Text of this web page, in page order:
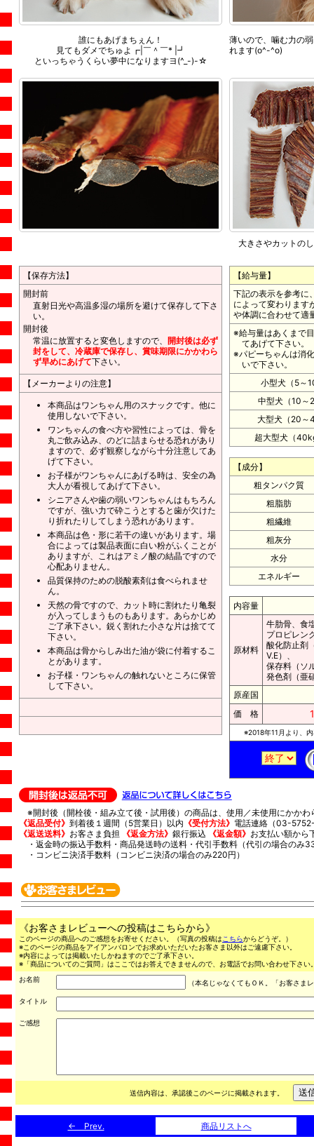
誰にもあげまちぇん！
見てもダメでちゅよ┏|￣＾￣* |┛
といっちゃうくらい夢中になりますヨ(^_-)-☆
薄いので、噛む力の
れます(o^-^o)
大きさやカットの
【保存方法】
開封前
直射日光や高温多湿の場所を避けて保存して下さ
い。
開封後
常温に放置すると変色しますので、 開封後は必ず
封をして、冷蔵庫で保存し、賞味期限にかかわら
ず早めにあげて下さい。
【メーカーよりの注意】
本商品はワンちゃん用のスナックです。他に
使用しないで下さい。
ワンちゃんの食べ方や習性によっては、骨を
丸ご飲み込み、のどに詰まらせる恐れがあり
ますので、必ず観察しながら十分注意してあ
げて下さい。
お子様がワンちゃんにあげる時は、安全の為
大人が看視してあげて下さい。
シニアさんや歯の弱いワンちゃんはもちろん
ですが、強い力で砕こうとすると歯が欠けた
り折れたりしてしまう恐れがあります。
本商品は色・形に若干の違いがあります。場
合によっては製品表面に白い粉がふくことが
ありますが、これはアミノ酸の結晶ですので
心配ありません。
品質保持のための脱酸素剤は食べられませ
ん。
天然の骨ですので、カット時に割れたり亀裂
が入ってしまうものもあります。あらかじめ
ご了承下さい。鋭く割れた小さな片は捨てて
下さい。
本商品は骨からしみ出た油が袋に付着するこ
とがあります。
お子様・ワンちゃんの触れないところに保管
して下さい。
【給与量】
下記の表示を参考に
によって変わります
や体調に合わせて適
※給与量はあくまで
てあげて下さい。
※パピーちゃんは消
いで下さい。
小型犬（5～
中型犬（10～
大型犬（20～
超大型犬（
【成分】
粗タンパク質
粗脂肪
粗繊維
粗灰分
水分
エネルギー
内容量
原材料
牛肋骨、食
プロピレン
酸化防止剤
V.E）、
保存料（ソ
発色剤（亜
原産国
価 格
※2018年11月より、
※開封後（開栓後・組み立て後・試用後）の商品は、使用／未使用にかかわ
《返品受付》 到着後１週間（5営業日）以内 《受付方法》 電話連絡（03-
《返送送料》 お客さま負担 《返金方法》 銀行振込 《返金額》 お支払い額から
・返金時の振込手数料・商品発送時の送料・代引手数料（代引の場合のみ
・コンビニ決済手数料（コンビニ決済の場合のみ220円）
《お客さまレビューへの投稿はこちらから》
このページの商品へのご感想をお寄せください。（写真の投稿は こちらからどうぞ。）
※このページの商品をアイアンバロンでお求めいただいたお客さま以外はご遠慮下さい。
※内容によっては掲載いたしかねますのでご了承下さい。
※「商品についてのご質問」はここではお答えできませんので、お電話でお問い合わせ下さ
お名前
（本名じゃなくてもＯＫ。「お客さま
タイトル
ご感想
送信内容は、承認後このページに掲載されます。
← Prev. 商品リストへ